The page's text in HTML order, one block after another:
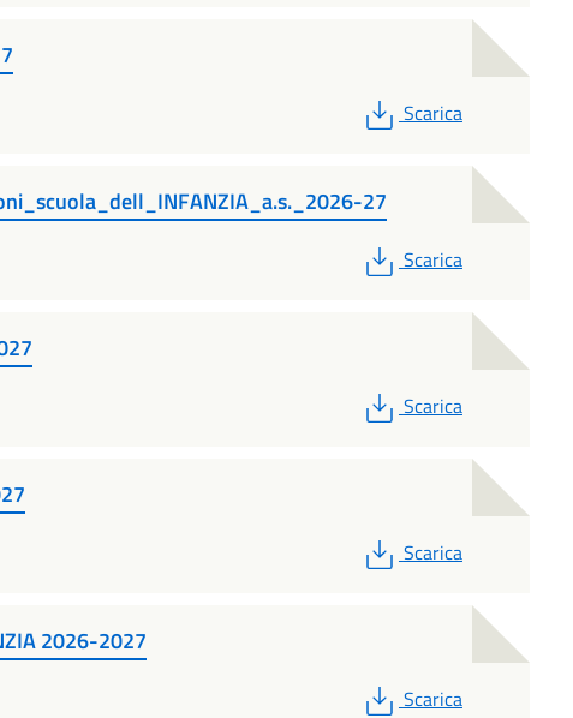
PDF
Scarica
27
PDF
Scarica
PDF
Scarica
PDF
Scarica
2026-2027
PDF
Scarica